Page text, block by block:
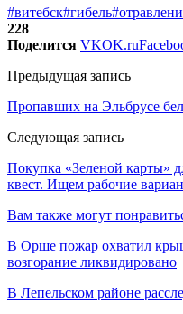
#витебск#гибель
228
Поделится VKOK.ru
Предыдущая запись
Пропавших на Эльбрусе
Следующая запись
Покупка «Зеленой карты»
квест. Ищем рабочие
Вам также могут
В Орше пожар охватил
возгорание ликвидировано
В Лепельском районе